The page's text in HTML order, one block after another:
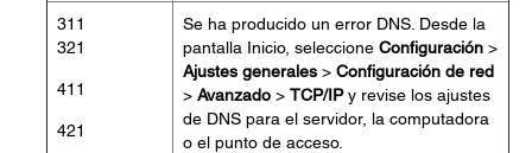
311
321
411
421
Se ha producido un error DNS. Desde la
pantalla Inicio, seleccione Configuración >
Ajustes generales > Configuración de red
> Avanzado > TCP/IPy revise los ajustes
de DNS para el servidor, la computadora
o el punto de acceso.